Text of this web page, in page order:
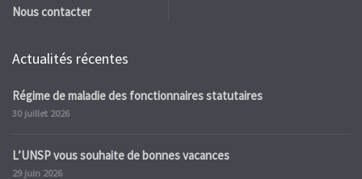
Nous contacter
Actualités récentes
Régime de maladie des fonctionnaires statutaires
30 juillet 2026
L’UNSP vous souhaite de bonnes vacances
29 juin 2026